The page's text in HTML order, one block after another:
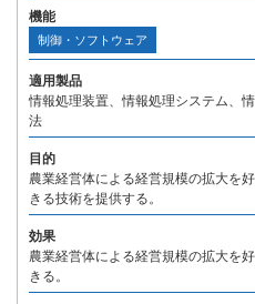
機能
制御・ソフトウェア
適用製品
情報処理装置、情報処理システム、
法
目的
農業経営体による経営規模の拡大を
きる技術を提供する。
効果
農業経営体による経営規模の拡大を
きる。